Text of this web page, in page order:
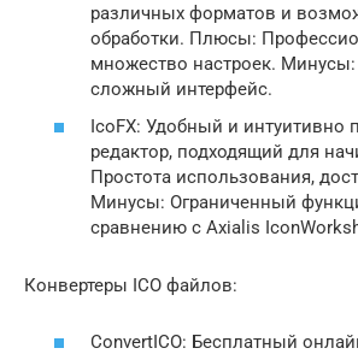
различных форматов и
обработки. Плюсы:
множество настроек.
сложный интерфейс.
IcoFX: Удобный и интуитивно
редактор, подходящий для
Простота использования,
Минусы: Ограниченный
сравнению с Axialis
Конвертеры ICO файлов:
ConvertICO: Бесплатный